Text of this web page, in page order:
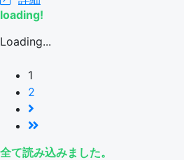
loading!
Loading...
1
2
全て読み込みました。